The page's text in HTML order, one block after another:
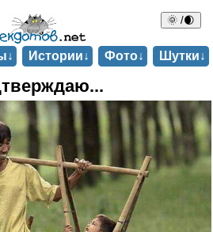
🌞 /🌒
Истории↓ Фото↓ Шутки↓